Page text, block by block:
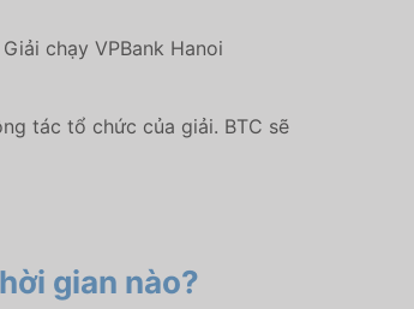
chạy VPBank Hanoi
tác tổ chức của giải. BTC sẽ
gian nào?